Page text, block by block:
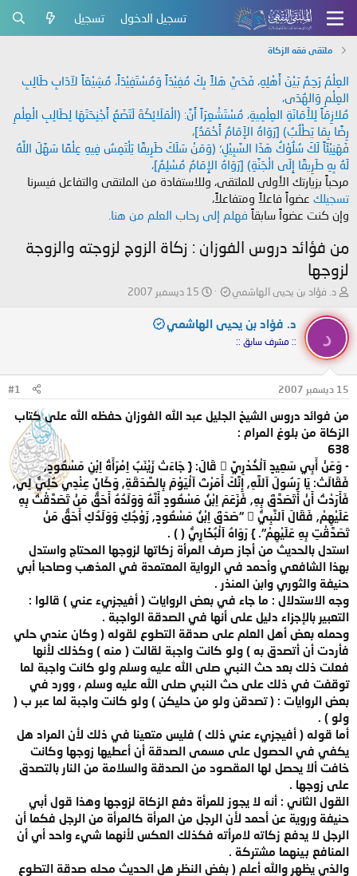
تسجيل الدخول تسجيل
ملتقى فقه الزكاة
العِلْمُ رَحِمٌ بَيْنَ أَهْلِهِ، فَحَيَّ هَلاً بِكَ مُفِيْدَاً وَمُسْتَفِيْدَاً، مُشِيْعَاً لآدَابِ طَالِبِ
العِلْمِ وَالهُدَى،
مُلازِمَاً لِلأَمَانَةِ العِلْمِيةِ، مُسْتَشْعِرَاً أَنَّ: (الْمَلَائِكَةَ لَتَضَعُ أَجْنِحَتَهَا لِطَالِبِ الْعِلْمِ
رِضًا بِمَا يَطْلُبُ) [رَوَاهُ الإَمَامُ أَحْمَدُ]،
فَهَنِيْئَاً لَكَ سُلُوْكُ هَذَا السَّبِيْلِ؛ (وَمَنْ سَلَكَ طَرِيقًا يَلْتَمِسُ فِيهِ عِلْمًا سَهَّلَ اللَّهُ
لَهُ بِهِ طَرِيقًا إِلَى الْجَنَّةِ) [رَوَاهُ الإِمَامُ مُسْلِمٌ]،
مرحباً بزيارتك الأولى للملتقى، وللاستفادة من الملتقى والتفاعل فيسرنا
تسجيلك عضواً فاعلاً ومتفاعلاً،
وإن كنت عضواً سابقاً فهلم إلى رحاب العلم من هنا.
من فؤائد دروس الفوزان : زكاة الزوج لزوجته والزوجة
لزوجها
ب
د
ئ
ل
م
و
و
ع
د. فؤاد بن يحيى الهاشمي
ت
ر
ي
ل
ء
15 ديسمبر 2007
د
د. فؤاد بن يحيى الهاشمي
:: مشرف سابق ::
15 ديسمبر 2007 #1
من فوائد دروس الشيخ الجليل عبد الله الفوزان حفظه الله على كتاب
الزكاة من بلوغ المرام :
638
- وَعَنْ أَبِي سَعِيدٍ اَلْخُدْرِيِّ  قَالَ: { جَاءَتْ زَيْنَبُ اِمْرَأَةُ اِبْنِ مَسْعُودٍ,
فَقَالَتْ: يَا رَسُولَ اَللَّهِ, إِنَّكَ أَمَرْتَ اَلْيَوْمَ بِالصَّدَقَةِ, وَكَانَ عِنْدِي حُلِيٌّ لِي,
فَأَرَدْتُ أَنْ أَتَصَدَّقَ بِهِ, فَزَعَمَ اِبْنُ مَسْعُودٍ أَنَّهُ وَوَلَدُهُ أَحَقُّ مَنْ تَصَدَّقْتُ بِهِ
عَلَيْهِمْ, فَقَالَ اَلنَّبِيُّ  "صَدَقَ اِبْنُ مَسْعُودٍ, زَوْجُكِ وَوَلَدُكِ أَحَقُّ مَنْ
تَصَدَّقْتِ بِهِ عَلَيْهِمْ". } رَوَاهُ اَلْبُخَارِيُّ ( ) .
استدل بالحديث من أجاز صرف المرأة زكاتها لزوجها المحتاج واستدل
بهذا الشافعي وأحمد في الرواية المعتمدة في المذهب وصاحبا أبي
حنيفة والثوري وابن المنذر .
وجه الاستدلال : ما جاء في بعض الروايات ( أفيجزيء عني ) قالوا :
التعبير بالإجزاء دليل على أنها في الصدقة الواجبة .
وحمله بعض أهل العلم على صدقة التطوع لقوله ( وكان عندي حلي
فأردت أن أتصدق به ) ولو كانت واجبة لقالت ( منه ) وكذلك لأنها
فعلت ذلك بعد حث النبي صلى الله عليه وسلم ولو كانت واجبة لما
توقفت في ذلك على حث النبي صلى الله عليه وسلم ، وورد في
بعض الروايات : ( تصدقن ولو من حليكن ) ولو كانت واجبة لما عبر ب (
ولو ) .
أما قوله ( أفيجزيء عني ذلك ) فليس متعينا في ذلك لأن المراد هل
يكفي في الحصول على مسمى الصدقة أن أعطيها زوجها وكانت
خافت ألا يحصل لها المقصود من الصدقة والسلامة من النار بالتصدق
على زوجها .
القول الثاني : أنه لا يجوز للمرأة دفع الزكاة لزوجها وهذا قول أبي
حنيفة وروية عن أحمد لأن الرجل من المرأة كالمرأة من الرجل فكما أن
الرجل لا يدفع زكاته لامرأته فكذلك العكس لأنهما شيء واحد أي أن
المنافع بينهما مشتركة .
والذي يظهر والله أعلم ( بغض النظر هل الحديث محله صدقة التطوع